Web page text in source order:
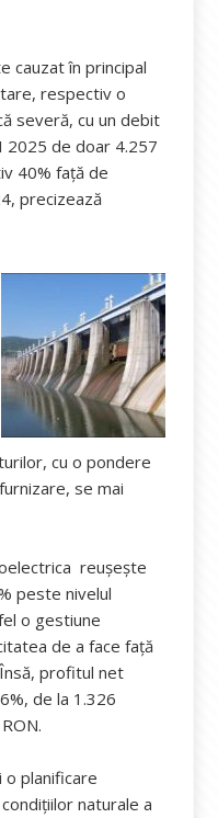
cauzat în principal
respectiv o
severă, cu un debit
2025 de doar 4.257
40% față de
precizează
cu o pondere
se mai
reușește
peste nivelul
o gestiune
de a face față
profitul net
de la 1.326
planificare
naturale a